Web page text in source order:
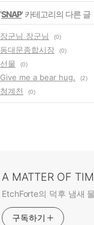
'SNAP' 카테고리의 다른 글
장군님 장군님 (0)
동대문종합시장
(0)
선물
(0)
Give me a bear hug.
(2)
청계천
(0)
A MATTER OF
EtchForte의 덕후 냄새
구독하기